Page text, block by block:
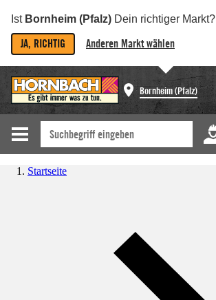
Ist Bornheim (Pfalz) Dein richtiger Markt?
JA, RICHTIG Anderen Markt wählen
Bornheim (Pfalz)
Startseite